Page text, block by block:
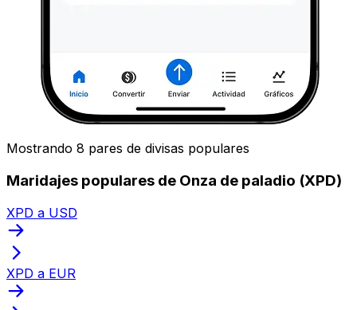
Mostrando 8 pares de divisas populares
Maridajes populares de Onza de paladio (XPD)
XPD a USD
XPD a EUR